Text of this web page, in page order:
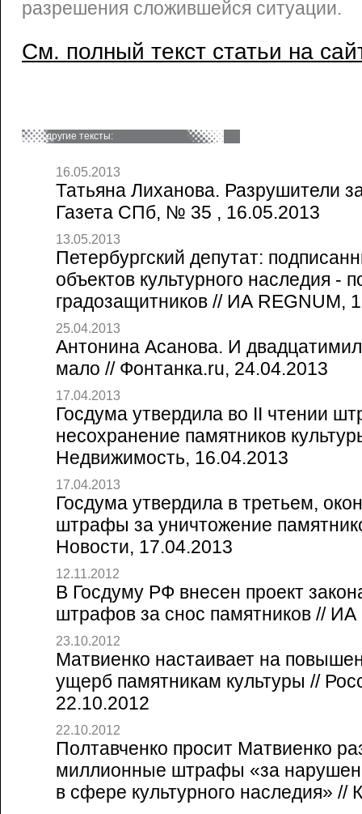
разрешения сложившейся ситуации.
См. полный текст статьи на
другие тексты:
16.05.2013
Татьяна Лиханова. Разрушители
Газета СПб, № 35 , 16.05.2013
13.05.2013
Петербургский депутат:
объектов культурного наследия -
градозащитников // ИА REGNUM,
25.04.2013
Антонина Асанова. И
мало // Фонтанка.ru, 24.04.2013
17.04.2013
Госдума утвердила во II чтении
несохранение памятников
Недвижимость, 16.04.2013
17.04.2013
Госдума утвердила в третьем,
штрафы за уничтожение
Новости, 17.04.2013
12.11.2012
В Госдуму РФ внесен проект
штрафов за снос памятников // ИА
23.10.2012
Матвиенко настаивает на
ущерб памятникам культуры //
22.10.2012
22.10.2012
Полтавченко просит Матвиенко
миллионные штрафы «за
в сфере культурного наследия» //